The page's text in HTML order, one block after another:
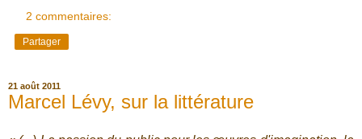
2 commentaires:
Partager
21 août 2011
Marcel Lévy, sur la littérature